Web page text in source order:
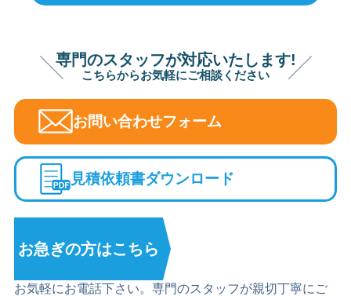
専門のスタッフが対応いたします!
こちらからお気軽にご相談ください
お問い合わせフォーム
見積依頼書ダウンロード
お急ぎの方はこちら
お気軽にお電話下さい。専門のスタッフが親切丁寧にご